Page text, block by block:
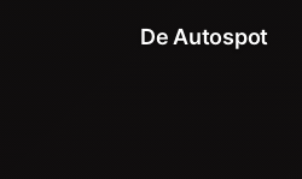
De Autospot